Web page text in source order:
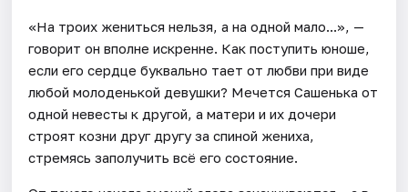
«На троих жениться нельзя, а на одной мало...», —
говорит он вполне искренне. Как поступить юноше,
если его сердце буквально тает от любви при виде
любой молоденькой девушки? Мечется Сашенька от
одной невесты к другой, а матери и их дочери
строят козни друг другу за спиной жениха,
стремясь заполучить всё его состояние.